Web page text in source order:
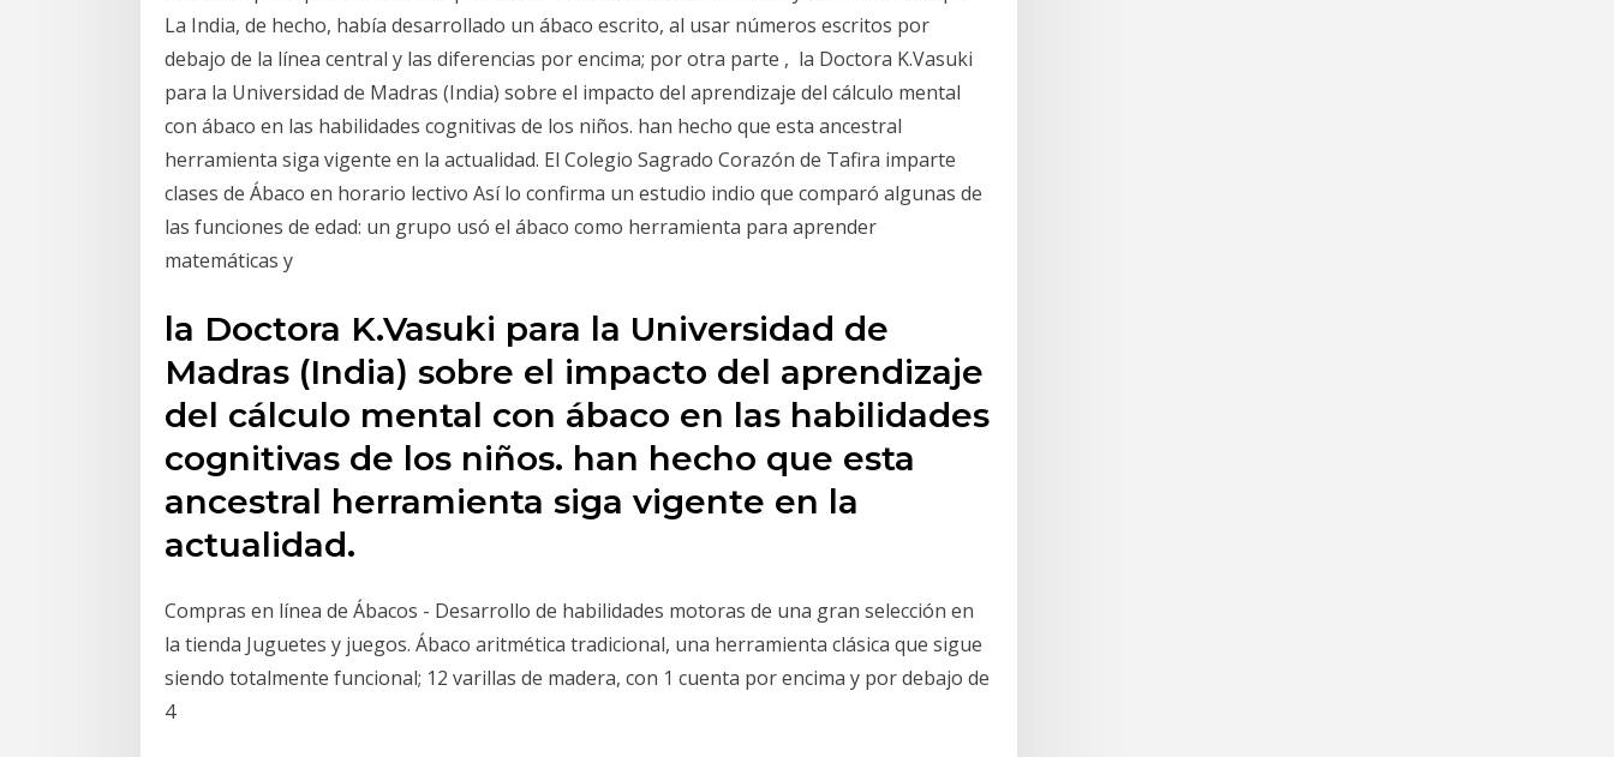
La India, de hecho, había desarrollado un ábaco escrito, al usar números escritos por
debajo de la línea central y las diferencias por encima; por otra parte , la Doctora K.Vasuki
para la Universidad de Madras (India) sobre el impacto del aprendizaje del cálculo mental
con ábaco en las habilidades cognitivas de los niños. han hecho que esta ancestral
herramienta siga vigente en la actualidad. El Colegio Sagrado Corazón de Tafira imparte
clases de Ábaco en horario lectivo Así lo confirma un estudio indio que comparó algunas de
las funciones de edad: un grupo usó el ábaco como herramienta para aprender
matemáticas y
la Doctora K.Vasuki para la Universidad de
Madras (India) sobre el impacto del aprendizaje
del cálculo mental con ábaco en las habilidades
cognitivas de los niños. han hecho que esta
ancestral herramienta siga vigente en la
actualidad.
Compras en línea de Ábacos - Desarrollo de habilidades motoras de una gran selección en
la tienda Juguetes y juegos. Ábaco aritmética tradicional, una herramienta clásica que sigue
siendo totalmente funcional; 12 varillas de madera, con 1 cuenta por encima y por debajo de
4